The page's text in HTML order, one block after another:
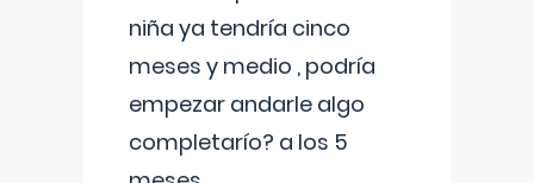
niña ya tendría cinco
meses y medio , podría
empezar andarle algo
completarío? a los 5